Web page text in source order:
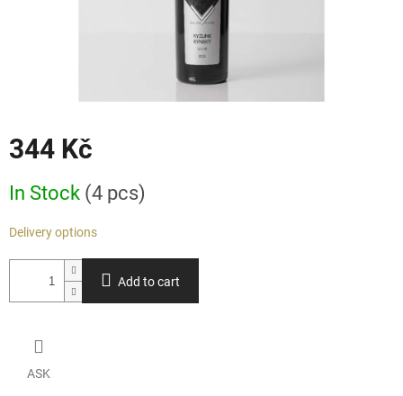
344 Kč
price:
In Stock (4 pcs)
Delivery options
Add to cart
ASK